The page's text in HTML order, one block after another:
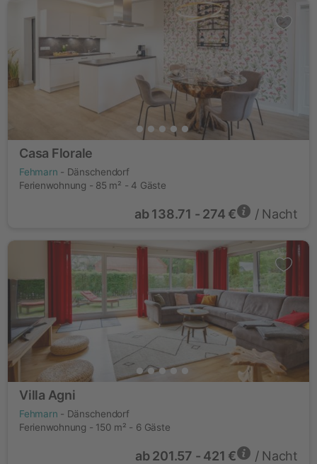
Casa Florale
Fehmarn - Dänschendorf
Ferienwohnung - 85 m² - 4 Gäste
ab138.71 - 274 € / Nacht
Villa Agni
Fehmarn - Dänschendorf
Ferienwohnung - 150 m² - 6 Gäste
ab201.57 - 421 € / Nacht